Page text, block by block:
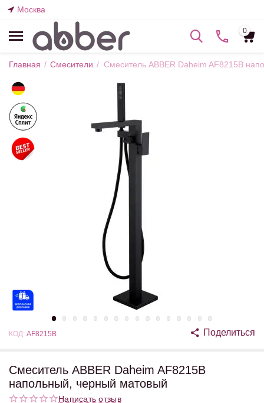
Москва
0
Главная / Смесители / Смеситель ABBER Daheim AF8215B
КОД: AF8215B Поделиться
Смеситель ABBER Daheim AF8215B
напольный, черный матовый
Написать отзыв